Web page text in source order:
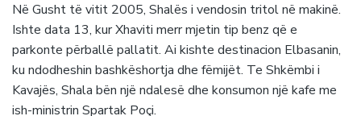
Në Gusht të vitit 2005, Shalës i vendosin tritol në makinë.
Ishte data 13, kur Xhaviti merr mjetin tip benz që e
parkonte përballë pallatit. Ai kishte destinacion Elbasanin,
ku ndodheshin bashkëshortja dhe fëmijët. Te Shkëmbi i
Kavajës, Shala bën një ndalesë dhe konsumon një kafe me
ish-ministrin Spartak Poçi.